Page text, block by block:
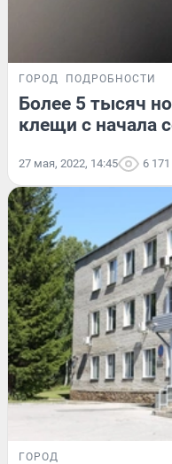
ГОРОД ПОДРОБНОСТИ
Более 5 тысяч
клещи с начала
27 мая, 2022, 14:45 6 171
ГОРОД